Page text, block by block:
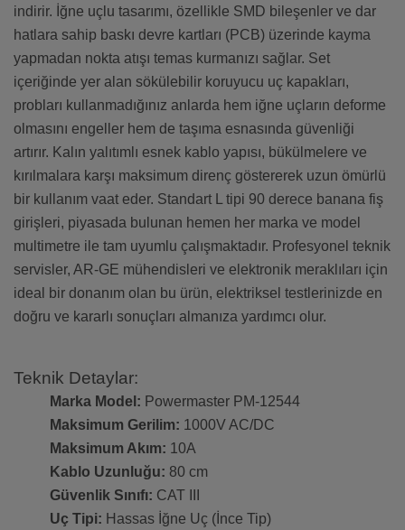
indirir. İğne uçlu tasarımı, özellikle SMD bileşenler ve dar
hatlara sahip baskı devre kartları (PCB) üzerinde kayma
yapmadan nokta atışı temas kurmanızı sağlar. Set
içeriğinde yer alan sökülebilir koruyucu uç kapakları,
probları kullanmadığınız anlarda hem iğne uçların deforme
olmasını engeller hem de taşıma esnasında güvenliği
artırır. Kalın yalıtımlı esnek kablo yapısı, bükülmelere ve
kırılmalara karşı maksimum direnç göstererek uzun ömürlü
bir kullanım vaat eder. Standart L tipi 90 derece banana fiş
girişleri, piyasada bulunan hemen her marka ve model
multimetre ile tam uyumlu çalışmaktadır. Profesyonel teknik
servisler, AR-GE mühendisleri ve elektronik meraklıları için
ideal bir donanım olan bu ürün, elektriksel testlerinizde en
doğru ve kararlı sonuçları almanıza yardımcı olur.
Teknik Detaylar:
Marka Model: Powermaster PM-12544
Maksimum Gerilim: 1000V AC/DC
Maksimum Akım: 10A
Kablo Uzunluğu: 80 cm
Güvenlik Sınıfı: CAT III
Uç Tipi: Hassas İğne Uç (İnce Tip)